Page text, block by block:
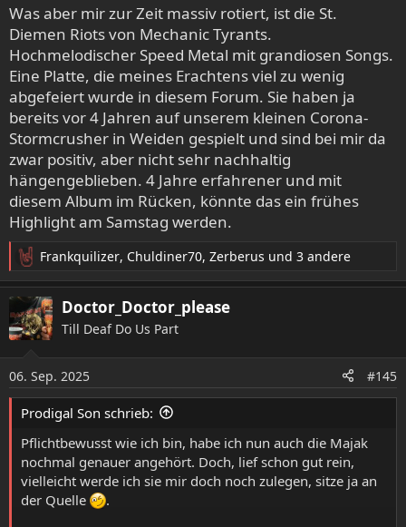
Was aber mir zur Zeit massiv rotiert, ist die St.
Diemen Riots von Mechanic Tyrants.
Hochmelodischer Speed Metal mit grandiosen Songs.
Eine Platte, die meines Erachtens viel zu wenig
abgefeiert wurde in diesem Forum. Sie haben ja
bereits vor 4 Jahren auf unserem kleinen Corona-
Stormcrusher in Weiden gespielt und sind bei mir da
zwar positiv, aber nicht sehr nachhaltig
hängengeblieben. 4 Jahre erfahrener und mit
diesem Album im Rücken, könnte das ein frühes
Highlight am Samstag werden.
R
e
a
k
t
n
e
n
Frankquilizer, Chuldiner70, Zerberus und 3 andere
Doctor_Doctor_please
Till Deaf Do Us Part
06. Sep. 2025 #145
Prodigal Son schrieb:
Pflichtbewusst wie ich bin, habe ich nun auch die Majak
nochmal genauer angehört. Doch, lief schon gut rein,
vielleicht werde ich sie mir doch noch zulegen, sitze ja an
der Quelle
.